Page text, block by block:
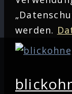
werden.